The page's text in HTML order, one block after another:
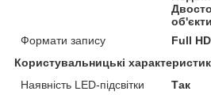
Формати запису
Full HD
Користувальницькі
Наявність LED-підсвітки
Так